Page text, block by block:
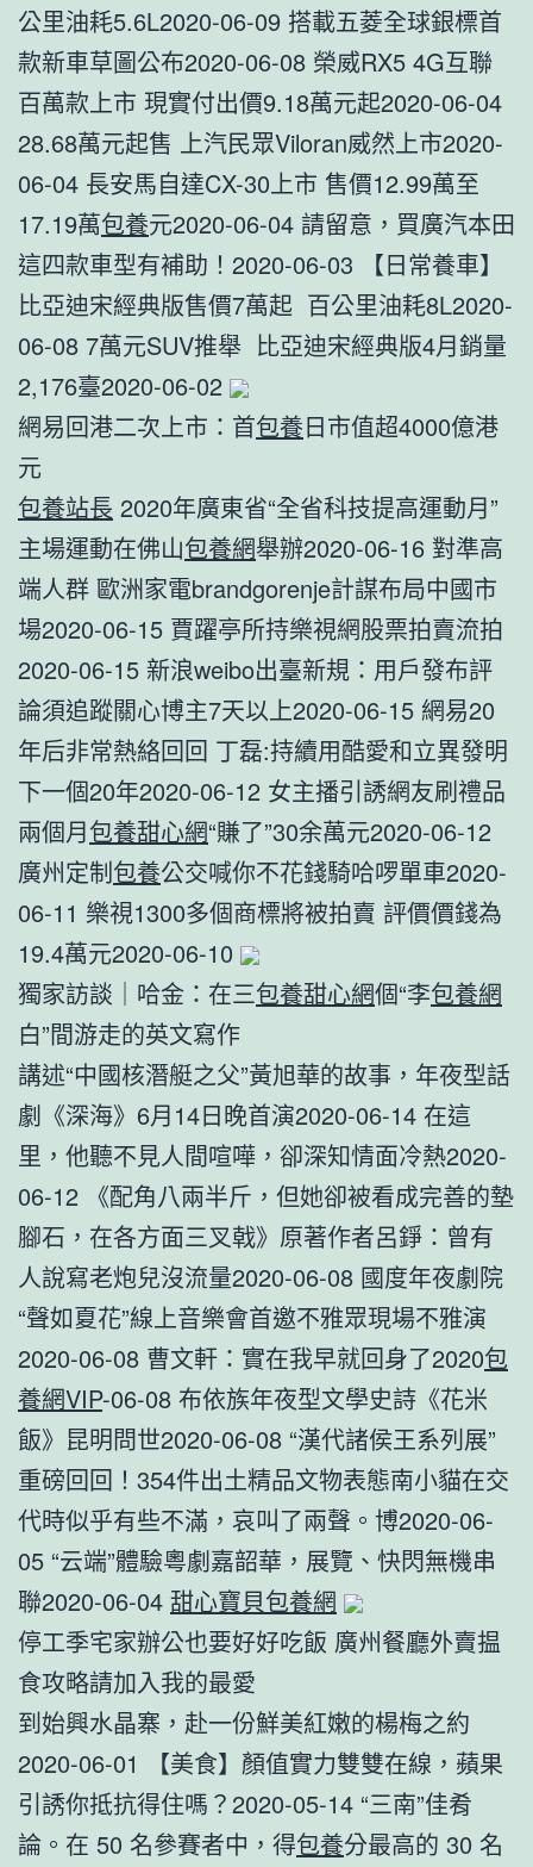
公里油耗5.6L2020-06-09 搭載五菱全球銀標首
款新車草圖公布2020-06-08 榮威RX5 4G互聯
百萬款上市 現實付出價9.18萬元起2020-06-04
28.68萬元起售 上汽民眾Viloran威然上市2020-
06-04 長安馬自達CX-30上市 售價12.99萬至
17.19萬包養元2020-06-04 請留意，買廣汽本田
這四款車型有補助！2020-06-03 【日常養車】
比亞迪宋經典版售價7萬起 百公里油耗8L2020-
06-08 7萬元SUV推舉 比亞迪宋經典版4月銷量
2,176臺2020-06-02
網易回港二次上市：首包養日市值超4000億港
元
包養站長 2020年廣東省“全省科技提高運動月”
主場運動在佛山包養網舉辦2020-06-16 對準高
端人群 歐洲家電brandgorenje計謀布局中國市
場2020-06-15 賈躍亭所持樂視網股票拍賣流拍
2020-06-15 新浪weibo出臺新規：用戶發布評
論須追蹤關心博主7天以上2020-06-15 網易20
年后非常熱絡回回 丁磊:持續用酷愛和立異發明
下一個20年2020-06-12 女主播引誘網友刷禮品
兩個月包養甜心網“賺了”30余萬元2020-06-12
廣州定制包養公交喊你不花錢騎哈啰單車2020-
06-11 樂視1300多個商標將被拍賣 評價價錢為
19.4萬元2020-06-10
獨家訪談｜哈金：在三包養甜心網個“李包養網
白”間游走的英文寫作
講述“中國核潛艇之父”黃旭華的故事，年夜型話
劇《深海》6月14日晚首演2020-06-14 在這
里，他聽不見人間喧嘩，卻深知情面冷熱2020-
06-12 《配角八兩半斤，但她卻被看成完善的墊
腳石，在各方面三叉戟》原著作者呂錚：曾有
人說寫老炮兒沒流量2020-06-08 國度年夜劇院
“聲如夏花”線上音樂會首邀不雅眾現場不雅演
2020-06-08 曹文軒：實在我早就回身了2020包
養網VIP-06-08 布依族年夜型文學史詩《花米
飯》昆明問世2020-06-08 “漢代諸侯王系列展”
重磅回回！354件出土精品文物表態南小貓在交
代時似乎有些不滿，哀叫了兩聲。博2020-06-
05 “云端”體驗粵劇嘉韶華，展覽、快閃無機串
聯2020-06-04 甜心寶貝包養網
停工季宅家辦公也要好好吃飯 廣州餐廳外賣揾
食攻略請加入我的最愛
到始興水晶寨，赴一份鮮美紅嫩的楊梅之約
2020-06-01 【美食】顏值實力雙雙在線，蘋果
引誘你抵抗得住嗎？2020-05-14 “三南”佳肴
論。在 50 名參賽者中，得包養分最高的 30 名